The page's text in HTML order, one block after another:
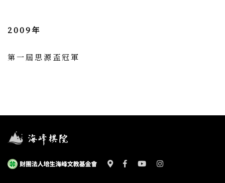
2009年
第一屆思源盃冠軍